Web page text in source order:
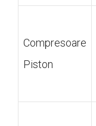
Compresoare
Piston